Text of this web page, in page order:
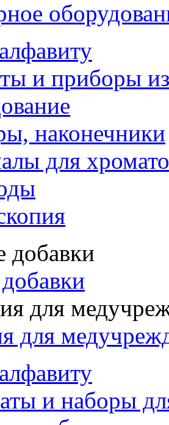
и приборы из
наконечники
для
для
и наборы